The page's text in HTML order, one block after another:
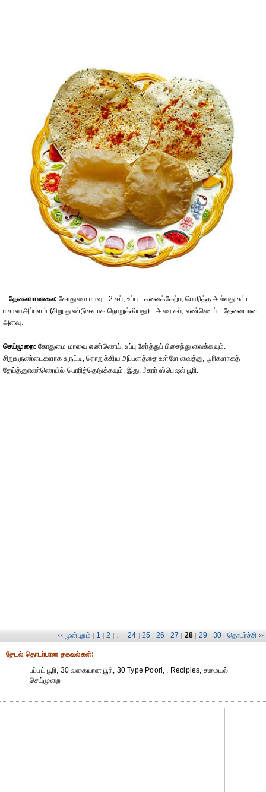
தேவையானவை: கோதுமை மாவு - 2 கப், உப்பு - சுவைக்கேற்ப, பொரித்த அல்லது சுட்ட
மசாலாஅப்பளம் (சிறு துண்டுகளாக நொறுக்கியது) - அரை கப், எண்ணெய் - தேவையான
அளவு.
செய்முறை: கோதுமை மாவை எண்ணெய், உப்பு சேர்த்துப் பிசைந்து வைக்கவும்.
சிறுஉருண்டைகளாக உருட்டி, நொறுக்கிய அப்பளத்தை உள்ளே வைத்து, பூரிகளாகத்
தேய்த்துஎண்ணெயில் பொரித்தெடுக்கவும். இது, பீகார் ஸ்பெஷல் பூரி.
‹‹ முன்புறம் | 1 | 2 | ... | 24 | 25 | 26 | 27 | 28 | 29 | 30 | தொடர்ச்சி ››
தேட‌ல் தொட‌ர்பான தகவ‌ல்க‌ள்:
பப்பட் பூரி, 30 வகையான பூரி, 30 Type Poori, , Recipies, சமையல்
செய்முறை